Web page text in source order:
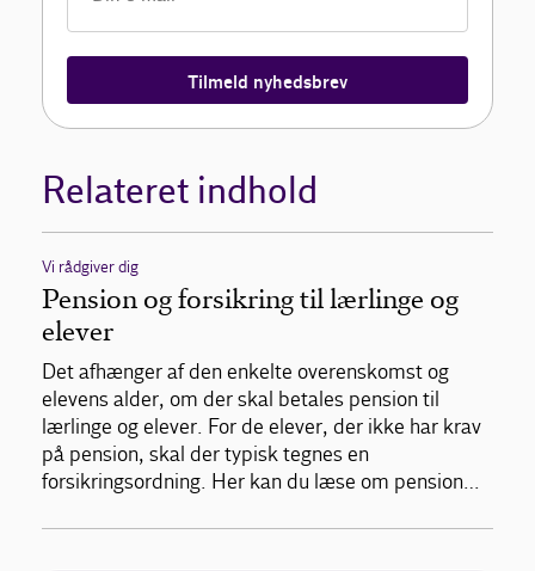
Tilmeld nyhedsbrev
Relateret indhold
Vi rådgiver dig
Pension og forsikring til lærlinge og
elever
Det afhænger af den enkelte overenskomst og
elevens alder, om der skal betales pension til
lærlinge og elever. For de elever, der ikke har krav
på pension, skal der typisk tegnes en
forsikringsordning. Her kan du læse om pension…